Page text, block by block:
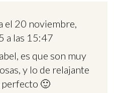
el 20 noviembre,
a las 15:47
es que son muy
y lo de relajante
perfecto 🙂